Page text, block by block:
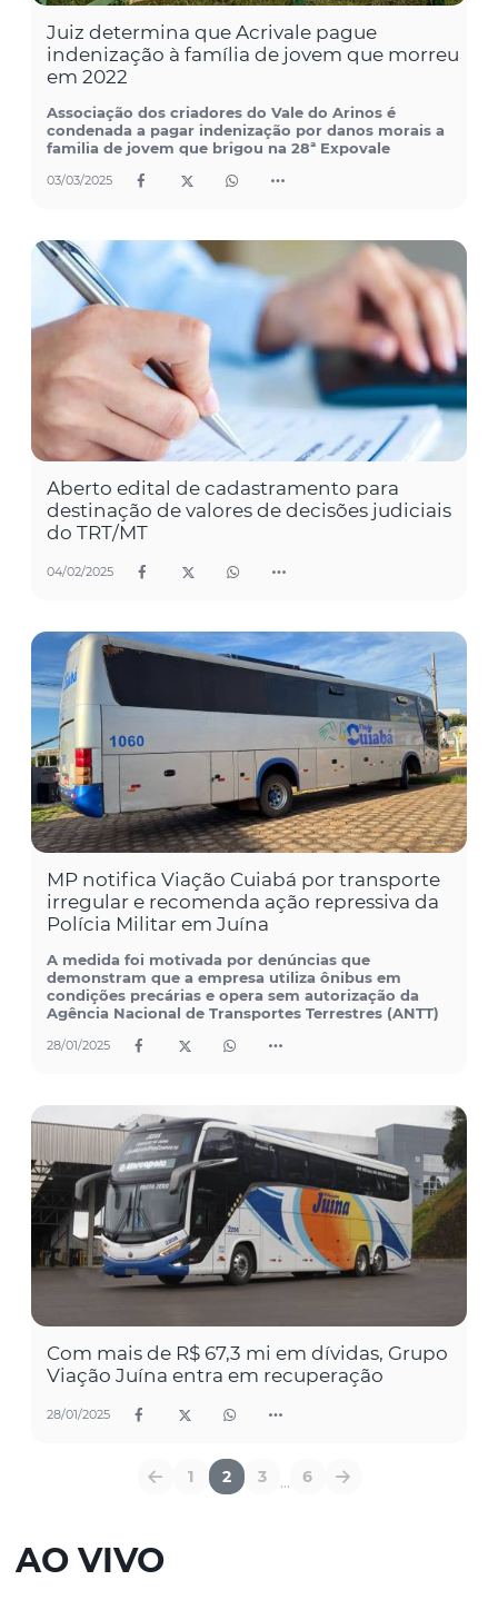
Juiz determina que Acrivale pague
indenização à família de jovem que morreu
em 2022
Associação dos criadores do Vale do Arinos é
condenada a pagar indenização por danos morais a
familia de jovem que brigou na 28ª Expovale
03/03/2025
Aberto edital de cadastramento para
destinação de valores de decisões judiciais
do TRT/MT
04/02/2025
MP notifica Viação Cuiabá por transporte
irregular e recomenda ação repressiva da
Polícia Militar em Juína
A medida foi motivada por denúncias que
demonstram que a empresa utiliza ônibus em
condições precárias e opera sem autorização da
Agência Nacional de Transportes Terrestres (ANTT)
28/01/2025
Com mais de R$ 67,3 mi em dívidas, Grupo
Viação Juína entra em recuperação
28/01/2025
1 2 3 ... 6
AO VIVO